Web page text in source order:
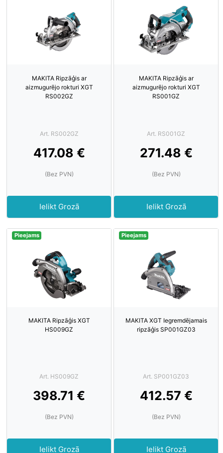
MAKITA Ripzāģis ar
aizmugurējo rokturi XGT
RS002GZ
Art. RS002GZ
417.08 €
(Bez PVN)
Ielikt Grozā
MAKITA Ripzāģis ar
aizmugurējo rokturi XGT
RS001GZ
Art. RS001GZ
271.48 €
(Bez PVN)
Ielikt Grozā
Pieejams
MAKITA Ripzāģis XGT
HS009GZ
Art. HS009GZ
398.71 €
(Bez PVN)
Ielikt Grozā
Pieejams
MAKITA XGT Iegremdējamais
ripzāģis SP001GZ03
Art. SP001GZ03
412.57 €
(Bez PVN)
Ielikt Grozā